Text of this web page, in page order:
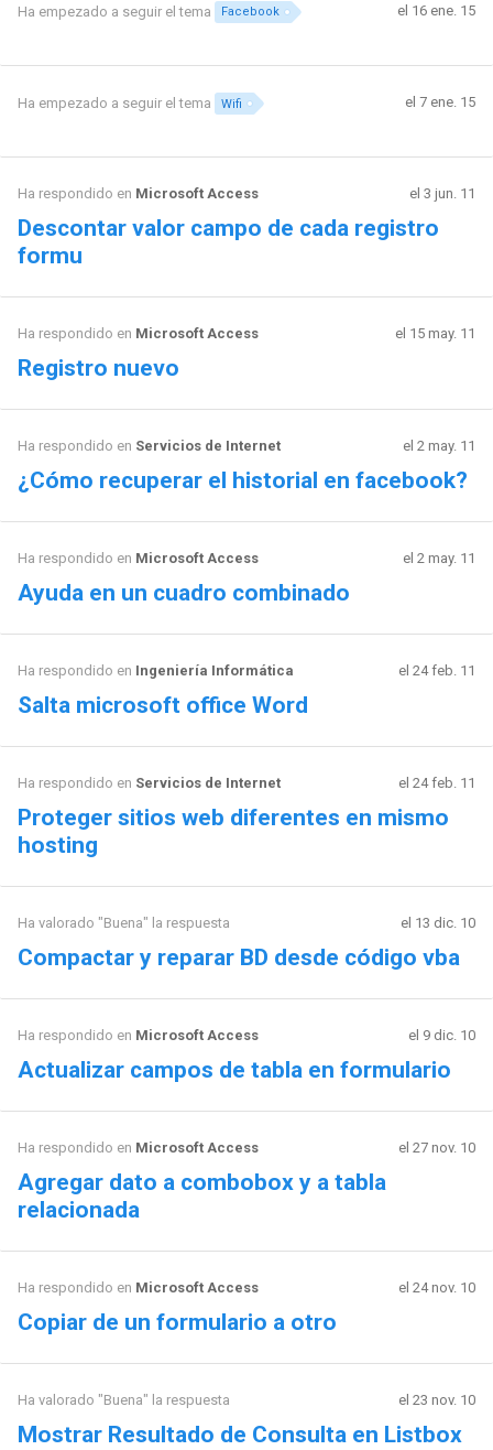
Ha empezado a seguir el tema Facebook el 16 ene. 15
Ha empezado a seguir el tema Wifi el 7 ene. 15
Ha respondido en Microsoft Access el 3 jun. 11
Descontar valor campo de cada registro
formu
Ha respondido en Microsoft Access el 15 may. 11
Registro nuevo
Ha respondido en Servicios de Internet el 2 may. 11
¿Cómo recuperar el historial en facebook?
Ha respondido en Microsoft Access el 2 may. 11
Ayuda en un cuadro combinado
Ha respondido en Ingeniería Informática el 24 feb. 11
Salta microsoft office Word
Ha respondido en Servicios de Internet el 24 feb. 11
Proteger sitios web diferentes en mismo
hosting
Ha valorado "Buena" la respuesta el 13 dic. 10
Compactar y reparar BD desde código vba
Ha respondido en Microsoft Access el 9 dic. 10
Actualizar campos de tabla en formulario
Ha respondido en Microsoft Access el 27 nov. 10
Agregar dato a combobox y a tabla
relacionada
Ha respondido en Microsoft Access el 24 nov. 10
Copiar de un formulario a otro
Ha valorado "Buena" la respuesta el 23 nov. 10
Mostrar Resultado de Consulta en Listbox